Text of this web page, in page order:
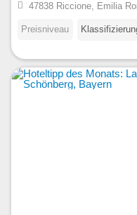
47838 Riccione, Emilia
Preisniveau